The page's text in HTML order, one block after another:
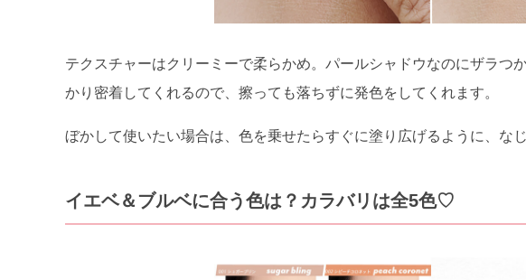
テクスチャーはクリーミーで柔らかめ。パールシャドウなのにザラつ
かり密着してくれるので、擦っても落ちずに発色をしてくれます。
ぼかして使いたい場合は、色を乗せたらすぐに塗り広げるように、な
イエベ＆ブルベに合う色は？カラバリは全5色♡